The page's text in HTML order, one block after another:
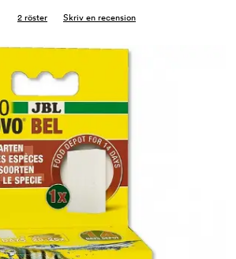
2 röster Skriv en recension